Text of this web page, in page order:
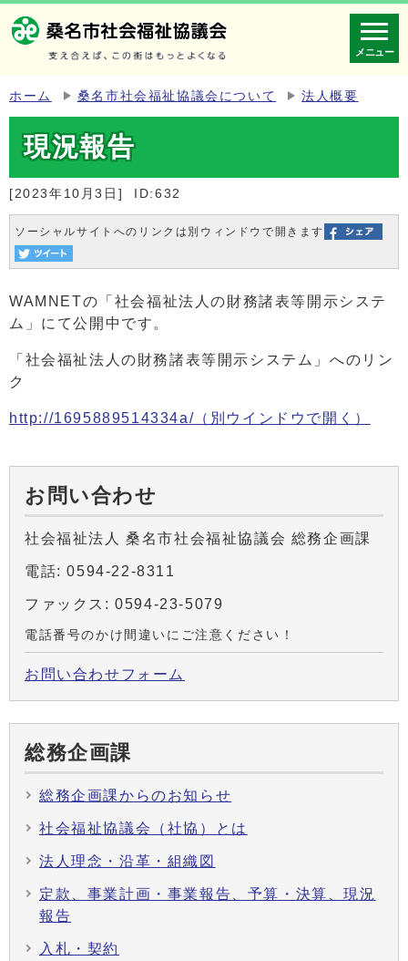
メニュー
ホーム 桑名市社会福祉協議会について 法人概要
現況報告
[2023年10月3日] ID:632
ソーシャルサイトへのリンクは別ウィンドウで開きます
WAMNETの「社会福祉法人の財務諸表等開示システ
ム」にて公開中です。
「社会福祉法人の財務諸表等開示システム」へのリン
ク
http://1695889514334a/ （別ウインドウで開く）
お問い合わせ
社会福祉法人 桑名市社会福祉協議会 総務企画課
電話: 0594-22-8311
ファックス: 0594-23-5079
電話番号のかけ間違いにご注意ください！
お問い合わせフォーム
総務企画課
総務企画課からのお知らせ
社会福祉協議会（社協）とは
法人理念・沿革・組織図
定款、事業計画・事業報告、予算・決算、現況
報告
入札・契約